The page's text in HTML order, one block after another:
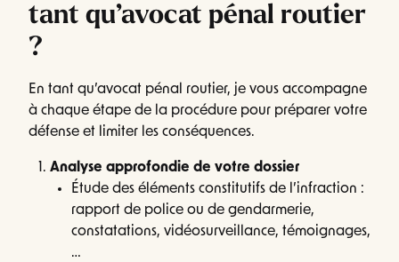
tant qu’avocat pénal routier
?
En tant qu’avocat pénal routier, je vous accompagne
à chaque étape de la procédure pour préparer votre
défense et limiter les conséquences.
Analyse approfondie de votre dossier
Étude des éléments constitutifs de l’infraction :
rapport de police ou de gendarmerie,
constatations, vidéosurveillance, témoignages,
…